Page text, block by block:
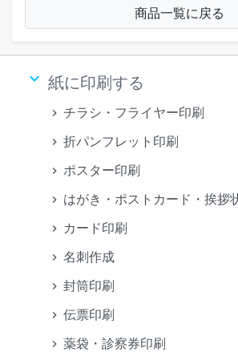
商品一覧に戻る
keyboard_arrow_down 紙に印刷する
チラシ・フライヤー印刷
折パンフレット印刷
ポスター印刷
はがき・ポストカード・挨拶
カード印刷
名刺作成
封筒印刷
伝票印刷
薬袋・診察券印刷